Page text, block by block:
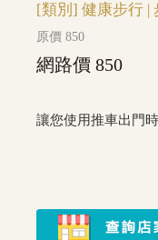
[類別] 健康步行 |
原價 850
網路價 850
讓您使用推車出門